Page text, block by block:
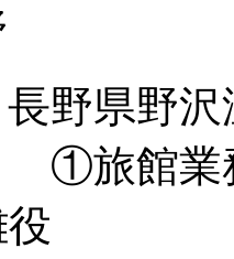
野県野沢
①旅館